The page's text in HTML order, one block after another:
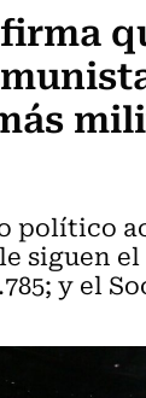
político
siguen
y el